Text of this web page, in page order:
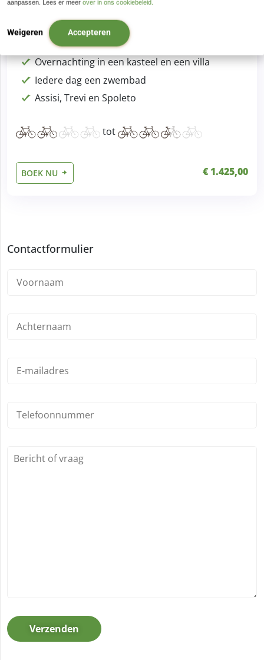
aanpassen. Lees er meer over in ons cookiebeleid.
Weigeren Accepteren
Fietsvakantie Umbrië Standplaats – 8 dagen
Overnachting in een kasteel en een villa
Iedere dag een zwembad
Assisi, Trevi en Spoleto
tot
BOEK NU € 1.425,00
Contactformulier
Verzenden